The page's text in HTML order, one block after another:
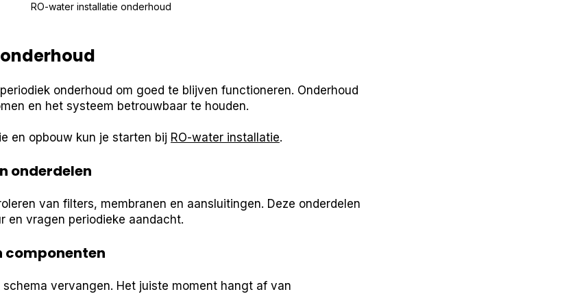
RO-water installatie onderhoud
onderhoud om goed te blijven functioneren. Onderhoud
en het systeem betrouwbaar te houden.
en opbouw kun je starten bij RO-water installatie.
onderdelen
van filters, membranen en aansluitingen. Deze onderdelen
en vragen periodieke aandacht.
componenten
vervangen. Het juiste moment hangt af van